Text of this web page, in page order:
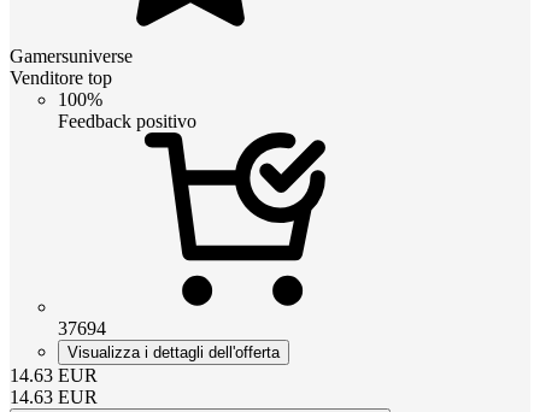
Gamersuniverse
Venditore top
100%
Feedback positivo
37694
Visualizza i dettagli dell'offerta
14.63 EUR
14.63 EUR